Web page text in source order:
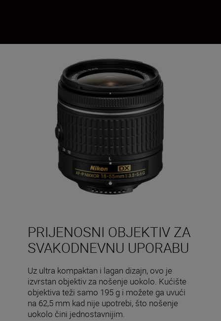
PRIJENOSNI OBJEKTIV ZA
SVAKODNEVNU UPORABU
Uz ultra kompaktan i lagan dizajn, ovo je
izvrstan objektiv za nošenje uokolo. Kućište
objektiva teži samo 195 g i možete ga uvući
na 62,5 mm kad nije upotrebi, što nošenje
uokolo čini jednostavnijim.